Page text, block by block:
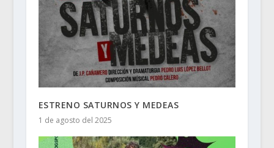
ESTRENO SATURNOS Y MEDEAS
1 de agosto del 2025